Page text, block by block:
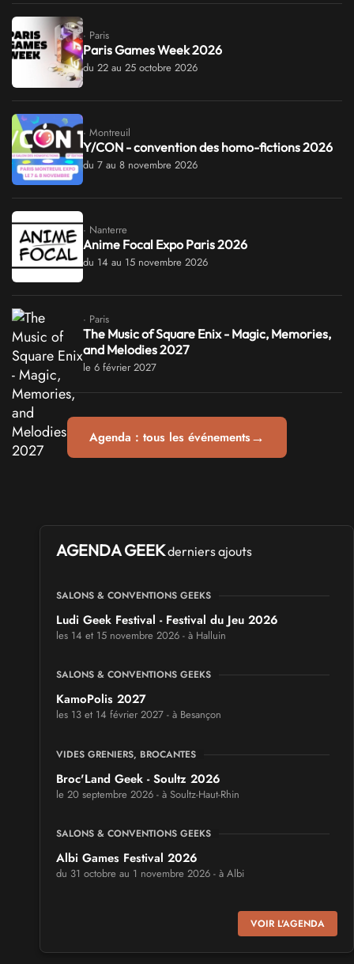
· Paris
Paris Games Week 2026
du 22 au 25 octobre 2026
· Montreuil
Y/CON - convention des homo-fictions 2026
du 7 au 8 novembre 2026
· Nanterre
Anime Focal Expo Paris 2026
du 14 au 15 novembre 2026
· Paris
The Music of Square Enix - Magic, Memories,
and Melodies 2027
le 6 février 2027
Agenda : tous les événements→
AGENDA GEEKderniers ajouts
SALONS & CONVENTIONS GEEKS
Ludi Geek Festival - Festival du Jeu 2026
les 14 et 15 novembre 2026 - à Halluin
SALONS & CONVENTIONS GEEKS
KamoPolis 2027
les 13 et 14 février 2027 - à Besançon
VIDES GRENIERS, BROCANTES
Broc'Land Geek - Soultz 2026
le 20 septembre 2026 - à Soultz-Haut-Rhin
SALONS & CONVENTIONS GEEKS
Albi Games Festival 2026
du 31 octobre au 1 novembre 2026 - à Albi
Virtual Calais - salon du jeu vidéo et des loisirs
numériques 2026
VOIR L'AGENDA